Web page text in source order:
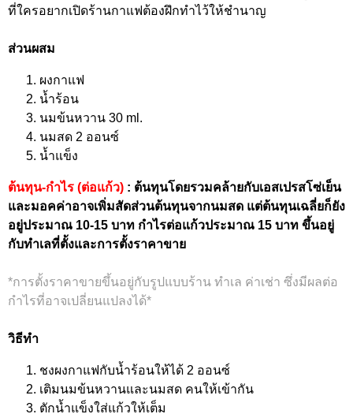
ที่ใครอยากเปิดร้านกาแฟต้องฝึกทำไว้ให้ชำนาญ
ส่วนผสม
ผงกาแฟ
น้ำร้อน
นมข้นหวาน 30 ml.
นมสด 2 ออนซ์
น้ำแข็ง
ต้นทุน-กำไร (ต่อแก้ว) : ต้นทุนโดยรวมคล้ายกับเอสเปรสโซ่เย็น
และมอคค่าอาจเพิ่มสัดส่วนต้นทุนจากนมสด แต่ต้นทุนเฉลี่ยก็ยัง
อยู่ประมาณ 10-15 บาท กำไรต่อแก้วประมาณ 15 บาท ขึ้นอยู่
กับทำเลที่ตั้งและการตั้งราคาขาย
*การตั้งราคาขายขึ้นอยู่กับรูปแบบร้าน ทำเล ค่าเช่า ซึ่งมีผลต่อ
กำไรที่อาจเปลี่ยนแปลงได้*
วิธีทำ
ชงผงกาแฟกับน้ำร้อนให้ได้ 2 ออนซ์
เติมนมข้นหวานและนมสด คนให้เข้ากัน
ตักน้ำแข็งใส่แก้วให้เต็ม